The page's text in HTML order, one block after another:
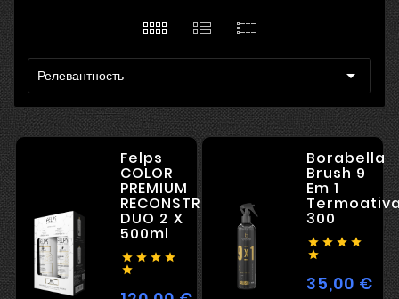
Релевантность 
Felps
COLOR
PREMIUM
RECONSTRUCTION
DUO 2 X
500ml
   

Borabella
Brush 9
Em 1
300
   

35,00 €